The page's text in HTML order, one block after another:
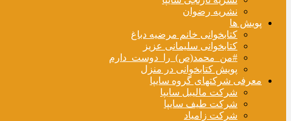
نشریه رضوان
پویش ها
کتابخوانی خانم مرضیه دباغ
کتابخوانی سلیمانی عزیز
#من_محمد(ص)_را_دوست_دارم
پویش کتابخوانی در منزل
معرفی شرکتهای گروه سایپا
شرکت مالیبل سایپا
شرکت طیف سایپا
شرکت زامیاد